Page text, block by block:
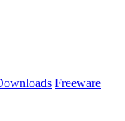
Freeware